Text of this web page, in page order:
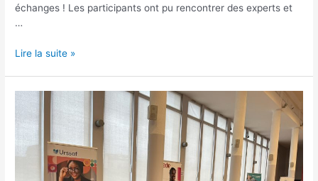
échanges ! Les participants ont pu rencontrer des experts et
…
Lire la suite »